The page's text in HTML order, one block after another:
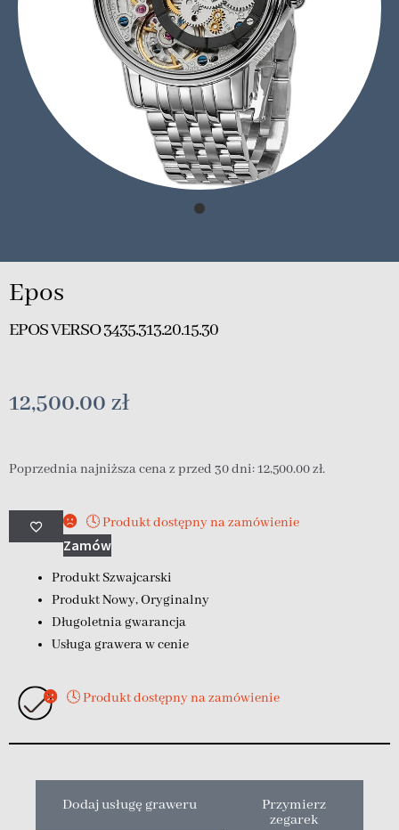
Epos
EPOS VERSO 3435.313.20.15.30
12,500.00 zł
Poprzednia najniższa cena z przed 30 dni:12,500.00zł.
🕓 Produkt dostępny na zamówienie
Zamów
Produkt Szwajcarski
Produkt Nowy, Oryginalny
Długoletnia gwarancja
Usługa grawera w cenie
🕓 Produkt dostępny na zamówienie
Dodaj usługę graweru
Przymierz
zegarek